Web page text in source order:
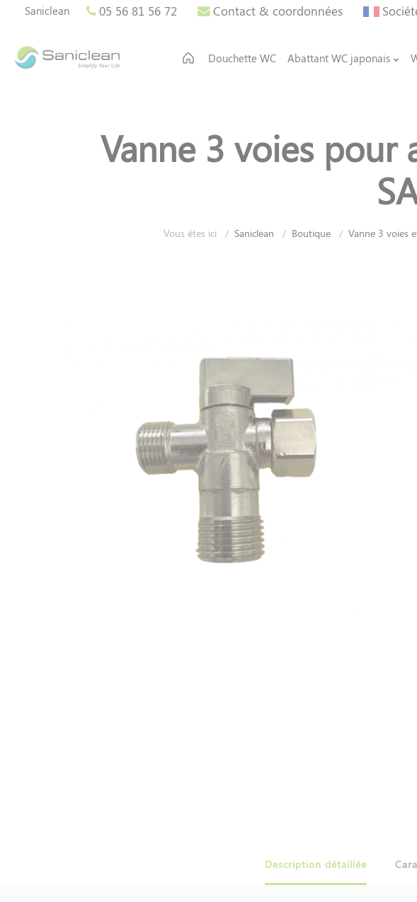
Saniclean 05 56 81 56 72 Contact & coordonnées
Douchette WC Abattant WC japonais
Vanne 3 voies pour
Vous êtes ici Saniclean Boutique Vanne 3 voies
Description détaillée
Panneau de gestion des cookies